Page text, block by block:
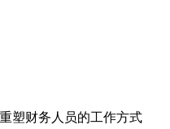
塑财务人员的工作方式